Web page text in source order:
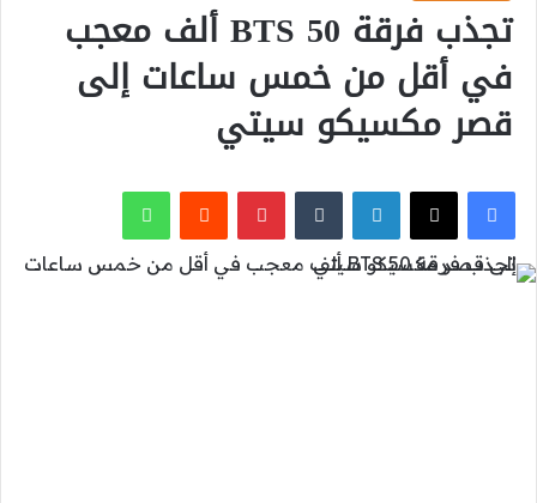
تجذب فرقة BTS 50 ألف معجب
في أقل من خمس ساعات إلى
قصر مكسيكو سيتي
فيسبوك
‫X لينكدإن بينتيريست واتساب